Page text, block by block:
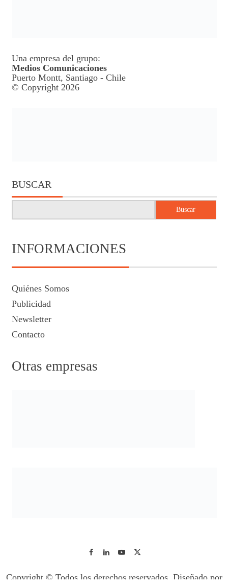
Una empresa del grupo:
Medios Comunicaciones
Puerto Montt, Santiago - Chile
© Copyright 2026
BUSCAR
Buscar
INFORMACIONES
Quiénes Somos
Publicidad
Newsletter
Contacto
Otras empresas
Copyright © Todos los derechos reservados. Diseñado por